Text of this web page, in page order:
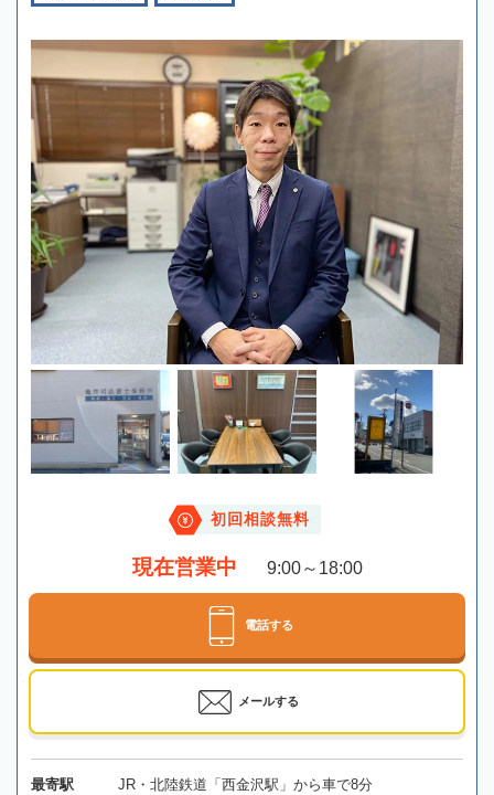
初回相談無料
現在営業中 9:00～18:00
電話する
メールする
最寄駅 JR・北陸鉄道「西金沢駅」から車で8分